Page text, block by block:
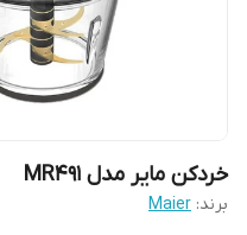
خردکن مایر مدل MR491
برند: Maier